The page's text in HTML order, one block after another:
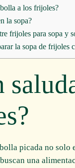
a los frijoles?
la sopa?
frijoles para sopa y
la sopa de frijoles
picada no solo
una